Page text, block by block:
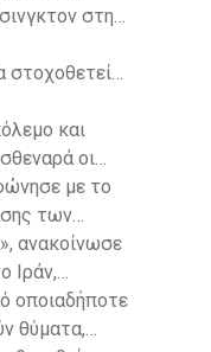
στη
στοχοθετεί
και
οι
με το
των
ανακοίνωσε
Ιράν,
οποιαδήποτε
θύματα,